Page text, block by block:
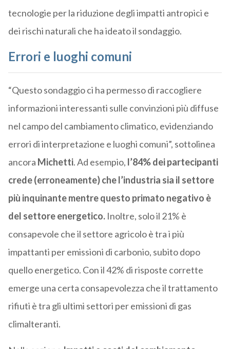
tecnologie per la riduzione degli impatti antropici e
dei rischi naturali che ha ideato il sondaggio.
Errori e luoghi comuni
“Questo sondaggio ci ha permesso di raccogliere
informazioni interessanti sulle convinzioni più diffuse
nel campo del cambiamento climatico, evidenziando
errori di interpretazione e luoghi comuni”, sottolinea
ancora Michetti. Ad esempio, l’84% dei partecipanti
crede (erroneamente) che l’industria sia il settore
più inquinante mentre questo primato negativo è
del settore energetico.Inoltre, solo il 21% è
consapevole che il settore agricolo è tra i più
impattanti per emissioni di carbonio, subito dopo
quello energetico. Con il 42% di risposte corrette
emerge una certa consapevolezza che il trattamento
rifiuti è tra gli ultimi settori per emissioni di gas
climalteranti.